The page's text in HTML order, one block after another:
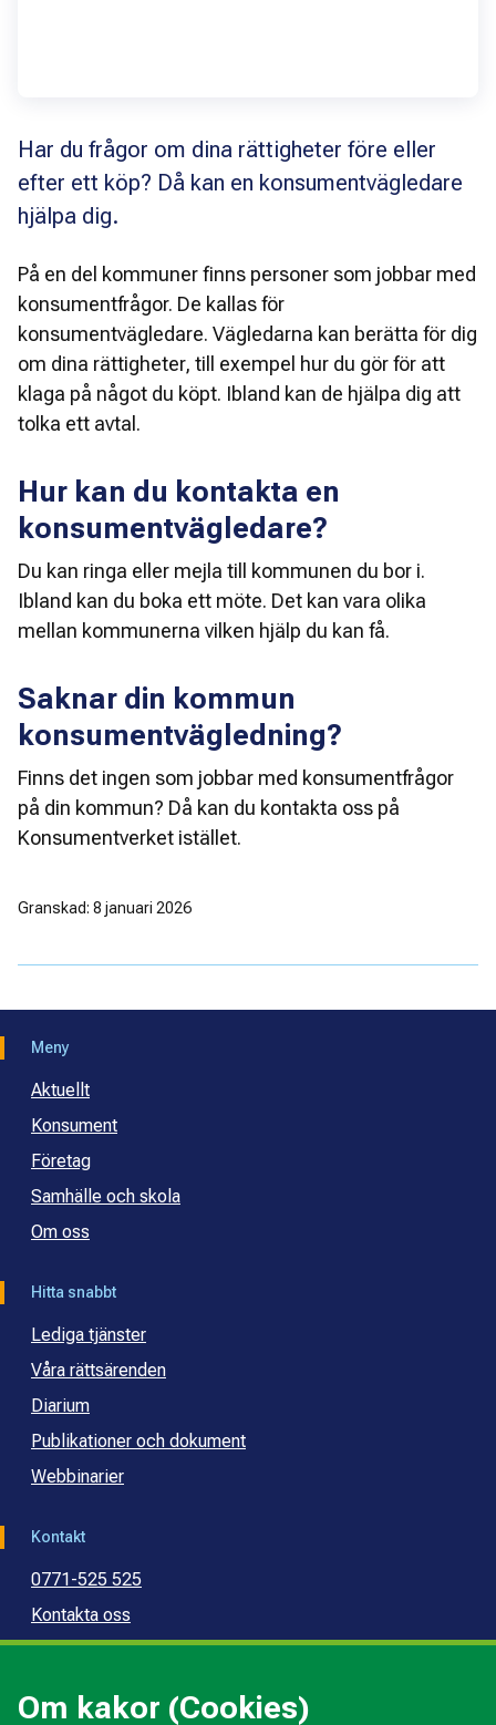
Om kakor (Cookies)
Har du frågor om dina rättigheter före eller
efter ett köp? Då kan en konsumentvägledare
hjälpa dig.
På en del kommuner finns personer som jobbar med
konsumentfrågor. De kallas för
konsumentvägledare. Vägledarna kan berätta för dig
om dina rättigheter, till exempel hur du gör för att
klaga på något du köpt. Ibland kan de hjälpa dig att
tolka ett avtal.
Hur kan du kontakta en
konsumentvägledare?
Du kan ringa eller mejla till kommunen du bor i.
Ibland kan du boka ett möte. Det kan vara olika
mellan kommunerna vilken hjälp du kan få.
Saknar din kommun
konsumentvägledning?
Finns det ingen som jobbar med konsumentfrågor
på din kommun? Då kan du kontakta oss på
Konsumentverket istället.
Granskad: 8 januari 2026
Meny
Aktuellt
Konsument
Företag
Samhälle och skola
Om oss
Hitta snabbt
Lediga tjänster
Våra rättsärenden
Diarium
Publikationer och dokument
Webbinarier
Kontakt
0771-525 525
Kontakta oss
Press